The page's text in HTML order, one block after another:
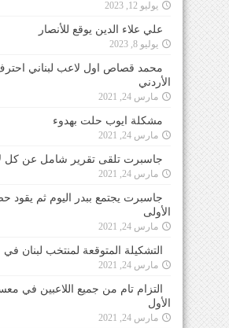
يوليو 12, 2023
علي علاء الدين يوقع للأنصار
يوليو 8, 2023
محمد قصاص اول لاعب لبناني
الأردني
مارس 24, 2021
مشكلة ايوب حلت بهدوء
مارس 24, 2021
جاسبرت تلقى تقرير شامل عن كل
مارس 24, 2021
جاسبرت يجتمع ببدر اليوم ثم يقود
الأولى
مارس 24, 2021
التشكيلة المتوقعة لمنتخب لبنان
مارس 24, 2021
التزام تام من جميع اللاعبين في
الأول
مارس 24, 2021